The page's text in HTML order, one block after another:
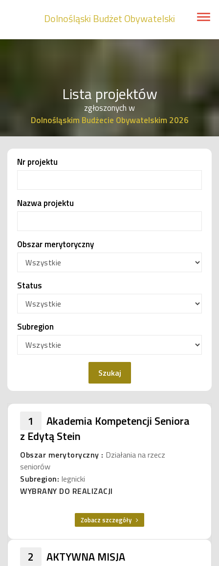
Menu
Dolnośląski Budżet Obywatelski
Lista projektów
zgłoszonych w
Dolnośląskim Budżecie Obywatelskim 2026
Nr projektu
Nazwa projektu
Obszar merytoryczny
Status
Subregion
Szukaj
1
Akademia Kompetencji Seniora
z Edytą Stein
Obszar merytoryczny : Działania na rzecz
seniorów
Subregion: legnicki
WYBRANY DO REALIZACJI
Zobacz szczegóły
2 AKTYWNA MISJA